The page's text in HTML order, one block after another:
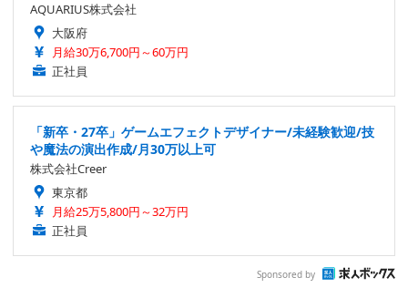
AQUARIUS株式会社
大阪府
月給30万6,700円～60万円
正社員
「新卒・27卒」ゲームエフェクトデザイナー/未経験歓迎/技
や魔法の演出作成/月30万以上可
株式会社Creer
東京都
月給25万5,800円～32万円
正社員
Sponsored by